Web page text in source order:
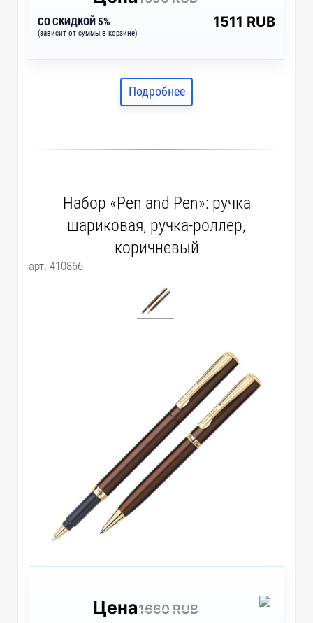
СО СКИДКОЙ 5%
(зависит от суммы в корзине)
1511 RUB
Подробнее
Набор «Pen and Pen»: ручка
шариковая, ручка-роллер,
коричневый
арт. 410866
Цена1660 RUB